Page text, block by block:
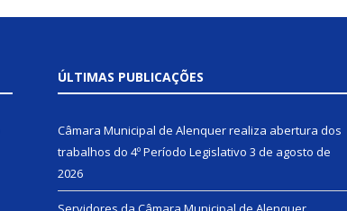
ÚLTIMAS PUBLICAÇÕES
Câmara Municipal de Alenquer realiza abertura dos
trabalhos do 4º Período Legislativo 3 de agosto de
2026